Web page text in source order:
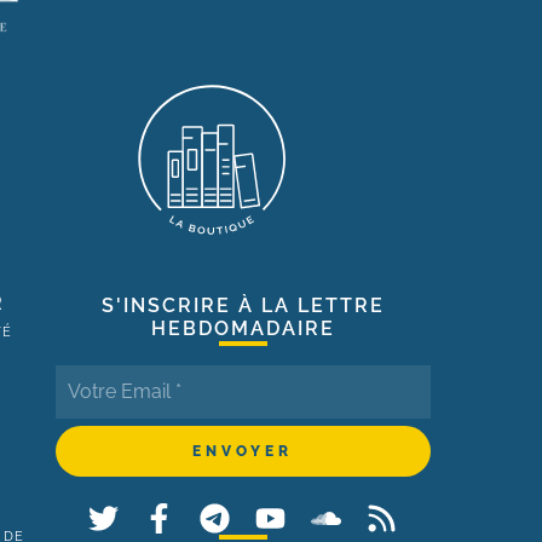
S'INSCRIRE À LA LETTRE
HEBDOMADAIRE